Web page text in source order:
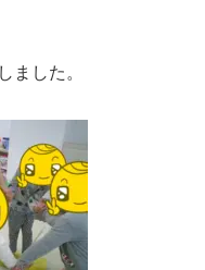
ました。